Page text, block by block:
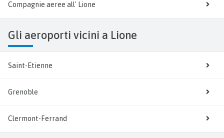
Compagnie aeree all' Lione
Gli aeroporti vicini a Lione
Saint-Etienne
Grenoble
Clermont-Ferrand